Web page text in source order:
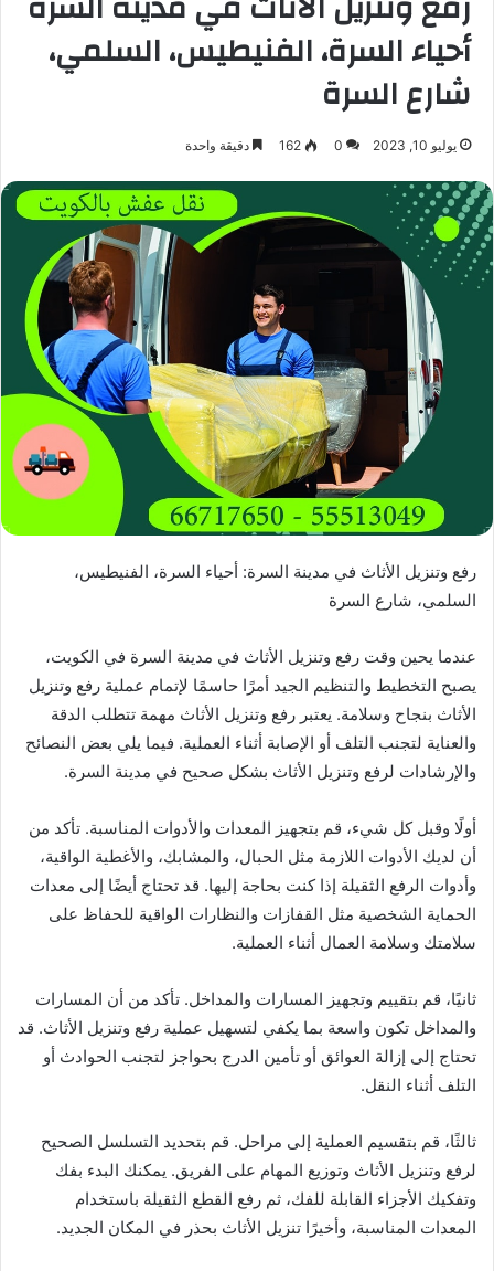
أحياء السرة، الفنيطيس، السلمي،
شارع السرة
يوليو 10, 2023 0
162 دقيقة واحدة
رفع وتنزيل الأثاث في مدينة السرة: أحياء السرة، الفنيطيس،
السلمي، شارع السرة
عندما يحين وقت رفع وتنزيل الأثاث في مدينة السرة في الكويت،
يصبح التخطيط والتنظيم الجيد أمرًا حاسمًا لإتمام عملية رفع وتنزيل
الأثاث بنجاح وسلامة. يعتبر رفع وتنزيل الأثاث مهمة تتطلب الدقة
والعناية لتجنب التلف أو الإصابة أثناء العملية. فيما يلي بعض النصائح
والإرشادات لرفع وتنزيل الأثاث بشكل صحيح في مدينة السرة.
أولًا وقبل كل شيء، قم بتجهيز المعدات والأدوات المناسبة. تأكد من
أن لديك الأدوات اللازمة مثل الحبال، والمشابك، والأغطية الواقية،
وأدوات الرفع الثقيلة إذا كنت بحاجة إليها. قد تحتاج أيضًا إلى معدات
الحماية الشخصية مثل القفازات والنظارات الواقية للحفاظ على
سلامتك وسلامة العمال أثناء العملية.
ثانيًا، قم بتقييم وتجهيز المسارات والمداخل. تأكد من أن المسارات
والمداخل تكون واسعة بما يكفي لتسهيل عملية رفع وتنزيل الأثاث. قد
تحتاج إلى إزالة العوائق أو تأمين الدرج بحواجز لتجنب الحوادث أو
التلف أثناء النقل.
ثالثًا، قم بتقسيم العملية إلى مراحل. قم بتحديد التسلسل الصحيح
لرفع وتنزيل الأثاث وتوزيع المهام على الفريق. يمكنك البدء بفك
وتفكيك الأجزاء القابلة للفك، ثم رفع القطع الثقيلة باستخدام
المعدات المناسبة، وأخيرًا تنزيل الأثاث بحذر في المكان الجديد.